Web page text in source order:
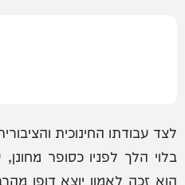
לצד עבודתו החינוכית
בלוי הלך לפניו כסופר
הוא זכה לאמון יוצא דופן